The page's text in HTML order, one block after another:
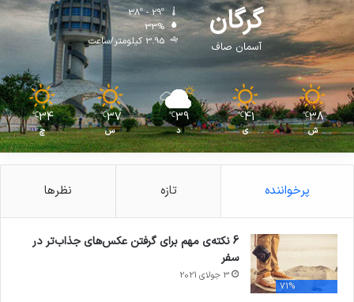
گرگان
آسمان صاف
38º - 29º
33%
3.95 کیلومتر/ساعت
38
℃
ش
41
℃
ی
39
℃
د
37
℃
س
34
℃
چ
پرخواننده تازه نظرها
71%
6 نکته‌ی مهم برای گرفتن عکس‌های جذاب‌تر در
سفر
3 جولای 2021